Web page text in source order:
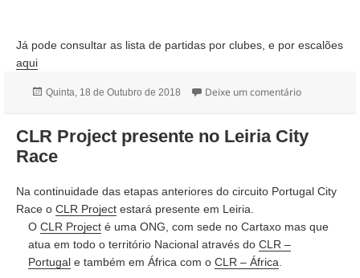
Já pode consultar as lista de partidas por clubes, e por escalões
aqui
Publicado
Quinta, 18 de Outubro de 2018 Deixe um comentáriosobre Listas
CLR Project presente no Leiria City
Race
Na continuidade das etapas anteriores do circuito Portugal City
Race o CLR Project estará presente em Leiria.
O CLR Project é uma ONG, com sede no Cartaxo mas que
atua em todo o território Nacional através do CLR –
Portugal e também em África com o CLR – África.